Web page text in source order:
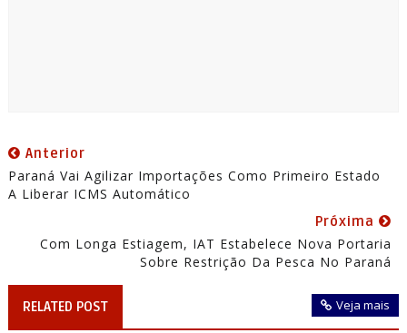
Anterior
Paraná Vai Agilizar Importações Como Primeiro Estado
A Liberar ICMS Automático
Próxima
Com Longa Estiagem, IAT Estabelece Nova Portaria
Sobre Restrição Da Pesca No Paraná
RELATED POST Veja mais